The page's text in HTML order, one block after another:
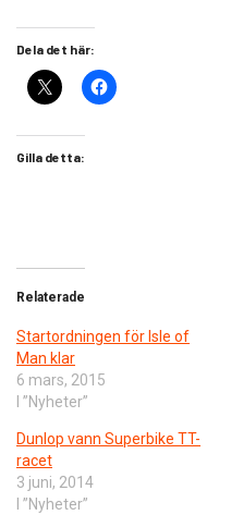
Dela det här:
Gilla detta:
Relaterade
Startordningen för Isle of
Man klar
6 mars, 2015
I ”Nyheter”
Dunlop vann Superbike TT-
racet
3 juni, 2014
I ”Nyheter”